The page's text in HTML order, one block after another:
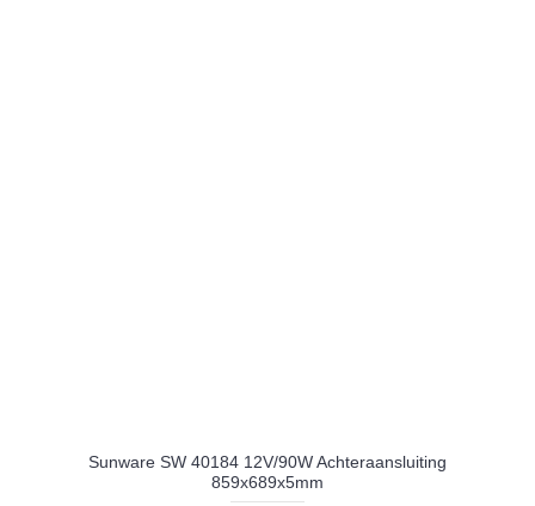
Sunware SW 40184 12V/90W Achteraansluiting
859x689x5mm